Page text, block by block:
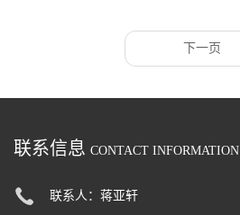
下一页
联系信息 CONTACT INFORMATION
联系人：蒋亚轩